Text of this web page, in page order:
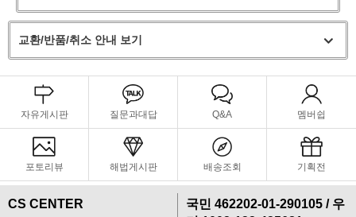
교환/반품/취소 안내 보기
자유게시판 질문과대답 Q&A 멤버쉽
포토리뷰 해법게시판 배송조회 기획전
CS CENTER
국민 462202-01-290105 / 우